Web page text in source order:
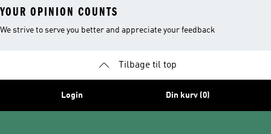
YOUR OPINION COUNTS
We strive to serve you better and appreciate your feedback
Tilbage til top
Login Din kurv (0)